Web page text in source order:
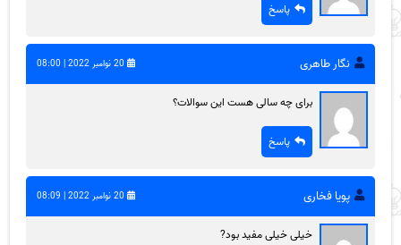
پاسخ
نگار طاهری 20 نوامبر 2022 | 08:00
برای چه سالی هست این سوالات؟
پاسخ
پویا فخاری 20 نوامبر 2022 | 08:09
خیلی خیلی مفید بود?